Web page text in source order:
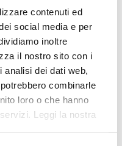
contenuti ed
social media e per
inoltre
il nostro sito con i
analisi dei dati web,
combinarle
loro o che hanno
Leggi la nostra